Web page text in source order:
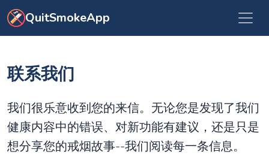
跳转到主要内容
QuitSmokeApp
联系我们
我们很乐意收到您的来信。无论您是发现了我们
健康内容中的错误、对新功能有建议，还是只是
想分享您的戒烟故事--我们阅读每一条信息。